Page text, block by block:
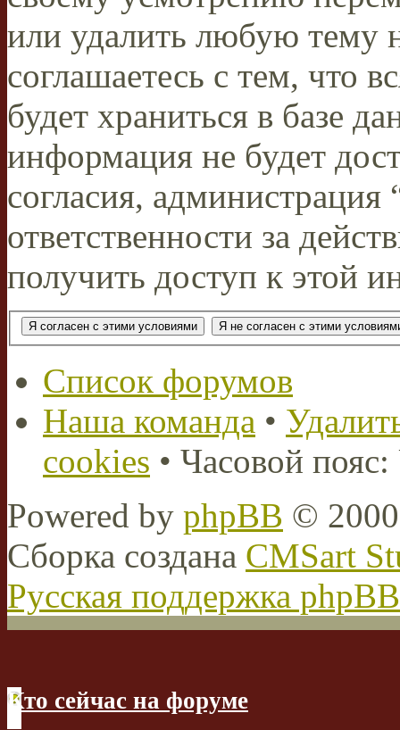
или удалить любую тему
соглашаетесь с тем, что
будет храниться в базе
информация не будет
согласия,
ответственности за
получить доступ к этой
Список форумов
Наша команда •
cookies • Часовой
Powered by phpBB ©
Сборка создана CMSart
Русская поддержка phpBB
Кто сейчас на форуме